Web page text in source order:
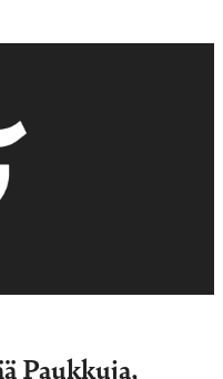
Paukkuja,